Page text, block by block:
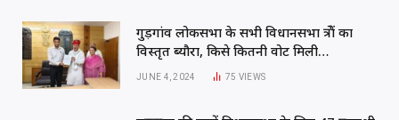
गुड़गांव लोकसभा के सभी विधानसभा क्षेत्रों का
विस्तृत ब्यौरा, किसे कितनी वोट मिली…
JUNE 4, 2024 75 VIEWS